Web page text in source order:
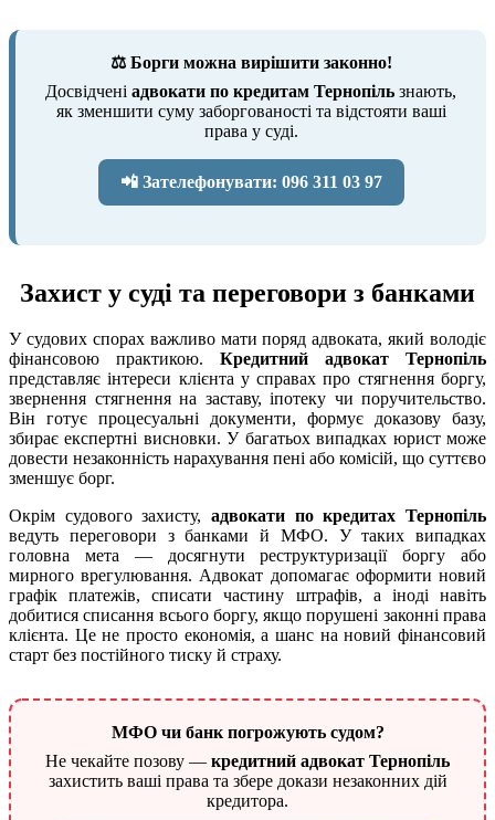
⚖️ Борги можна вирішити законно!
Досвідчені адвокати по кредитам Тернопіль знають,
як зменшити суму заборгованості та відстояти ваші
права у суді.
📲 Зателефонувати: 096 311 03 97
Захист у суді та переговори з банками
У судових спорах важливо мати поряд адвоката, який володіє
фінансовою практикою. Кредитний адвокат Тернопіль
представляє інтереси клієнта у справах про стягнення боргу,
звернення стягнення на заставу, іпотеку чи поручительство.
Він готує процесуальні документи, формує доказову базу,
збирає експертні висновки. У багатьох випадках юрист може
довести незаконність нарахування пені або комісій, що суттєво
зменшує борг.
Окрім судового захисту, адвокати по кредитах Тернопіль
ведуть переговори з банками й МФО. У таких випадках
головна мета — досягнути реструктуризації боргу або
мирного врегулювання. Адвокат допомагає оформити новий
графік платежів, списати частину штрафів, а іноді навіть
добитися списання всього боргу, якщо порушені законні права
клієнта. Це не просто економія, а шанс на новий фінансовий
старт без постійного тиску й страху.
МФО чи банк погрожують судом?
Не чекайте позову — кредитний адвокат Тернопіль
захистить ваші права та збере докази незаконних дій
кредитора.